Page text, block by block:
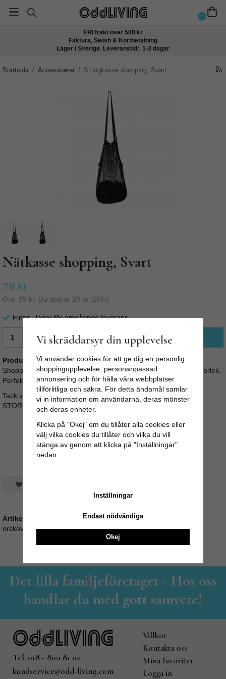
0
FRI frakt över 500 kr
Faktura, Swish & Kortbetalning
Lager i Sverige. Leveranstid: 1-3 dagar
Startsida / Accessoarer / Stringkasse shopping, Svart
Nätkasse shopping, Svart
79 kr
Ord. 99 kr . Du sparar 20 kr (20%)
Finns i lager för omgående leverans
LÄGG I VARUKORG
Produktbeskrivning:
Shoppingkasse i 100% bomull. Snygg shoppingpåse i smidig storlek.
Perfekt som extra väska, på stranden eller när du ska handla.
Tack vare nätet blir påsen stretchig och blir väldigt rymlig.
STORLEK: B: 30cm H: 75cm
Spara som favorit
Artikelnummer:
orskov35_530203
Det lilla familjeföretaget - Hos oss
handlar du med gott samvete!
Tel. 018 - 800 81 02
kundservice@odd-living.com
Villkor
Kontakta oss
Mina favoriter
Logga in
Vi skräddarsyr din upplevelse
Vi använder cookies för att ge dig en personlig
shoppingupplevelse, personanpassad
annonsering och för hålla våra webbplatser
tillförlitliga och säkra. För detta ändamål samlar
vi in information om användarna, deras mönster
och deras enheter.
Klicka på "Okej" om du tillåter alla cookies eller
välj vilka cookies du tillåter och vilka du vill
stänga av genom att klicka på "Inställningar"
nedan.
Inställningar
Endast nödvändiga
Okej